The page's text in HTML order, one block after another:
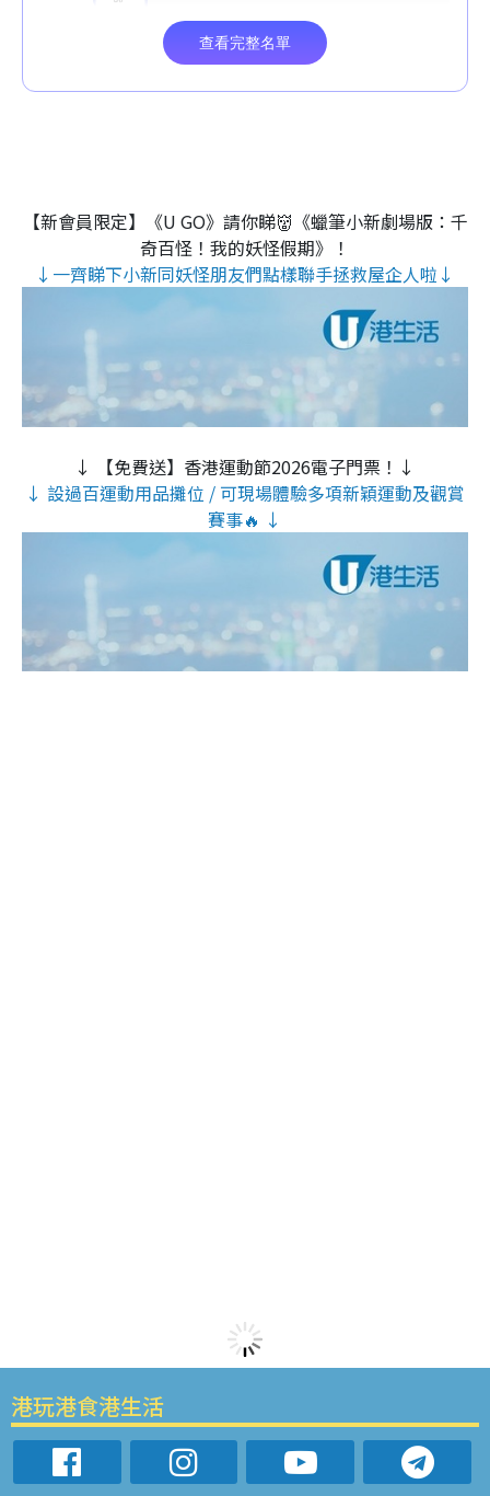
【新會員限定】《U GO》請你睇👹《蠟筆小新劇場版：千
奇百怪！我的妖怪假期》！
↓一齊睇下小新同妖怪朋友們點樣聯手拯救屋企人啦↓
↓ 【免費送】香港運動節2026電子門票！↓
↓ 設過百運動用品攤位 / 可現場體驗多項新穎運動及觀賞
賽事🔥 ↓
港玩港食港生活